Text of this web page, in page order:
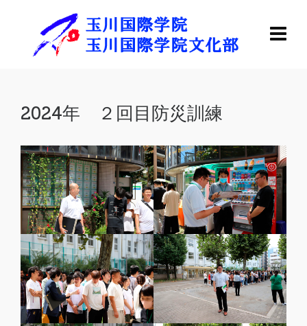
2024年 ２回目防災訓練